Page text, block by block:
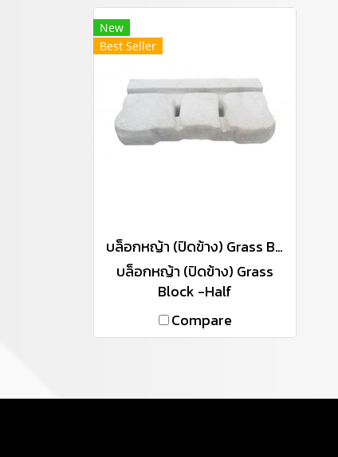
New
Best Seller
บล็อกหญ้า (ปิดข้าง) Grass Block -Half
บล็อกหญ้า (ปิดข้าง) Grass
Block -Half
Compare